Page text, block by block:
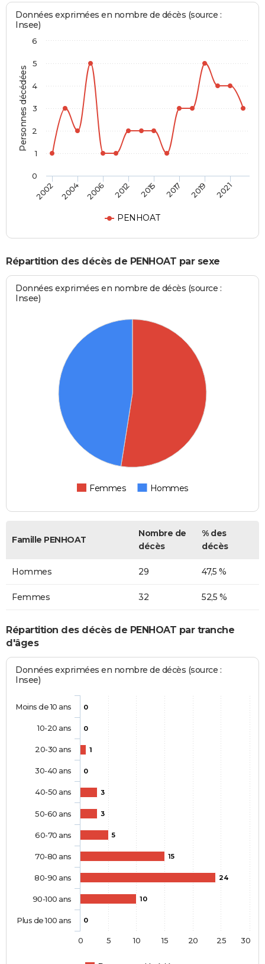
Personnes décédées
Données exprimées en nombre de décès (source :
Insee)
PENHOAT
2002 2004 2006 2012 2015 2017 2019 2021
0
1
2
3
4
5
6
Répartition des décès de PENHOAT par sexe
Données exprimées en nombre de décès (source :
Insee)
Femmes Hommes
Famille PENHOAT
Nombre de
décès
% des
décès
Hommes 29 47,5 %
Femmes 32 52,5 %
Répartition des décès de PENHOAT par tranche
d'âges
Données exprimées en nombre de décès (source :
Insee)
0
0
1
0
3
3
5
15
24
10
0
Moins de 10 ans
10-20 ans
20-30 ans
30-40 ans
40-50 ans
50-60 ans
60-70 ans
70-80 ans
80-90 ans
90-100 ans
Plus de 100 ans
0 5 10 15 20 25 30